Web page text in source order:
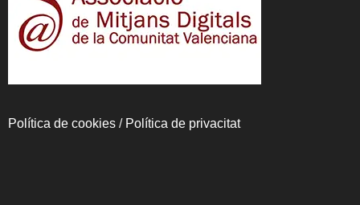
Política de cookies / Política de privacitat